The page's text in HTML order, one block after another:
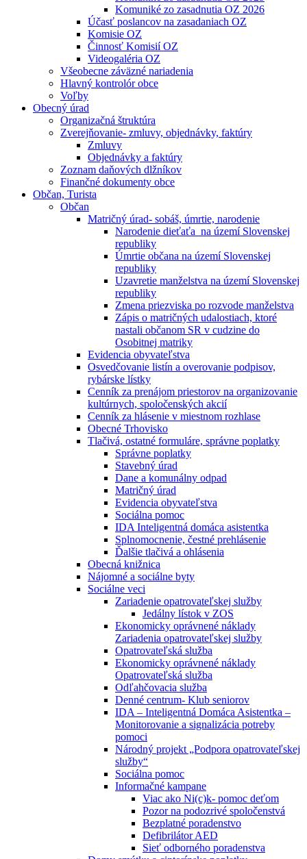
Komuniké zo zasadnutia OZ 2026
Účasť poslancov na zasadaniach OZ
Komisie OZ
Činnosť Komisií OZ
Videogaléria OZ
Všeobecne záväzné nariadenia
Hlavný kontrolór obce
Voľby
Obecný úrad
Organizačná štruktúra
Zverejňovanie- zmluvy, objednávky, faktúry
Zmluvy
Objednávky a faktúry
Zoznam daňových dlžníkov
Finančné dokumenty obce
Občan, Turista
Občan
Matričný úrad- sobáš, úmrtie, narodenie
Narodenie dieťaťa na území Slovenskej
republiky
Úmrtie občana na území Slovenskej
republiky
Uzavretie manželstva na území Slovenskej
republiky
Zmena priezviska po rozvode manželstva
Zápis o matričných udalostiach, ktoré
nastali občanom SR v cudzine do
Osobitnej matriky
Evidencia obyvateľstva
Osvedčovanie listín a overovanie podpisov,
rybárske lístky
Cenník za prenájom priestorov na organizovanie
kultúrnych, spoločenských akcií
Cenník za hlásenie v miestnom rozhlase
Obecné Trhovisko
Tlačivá, ostatné formuláre, správne poplatky
Správne poplatky
Stavebný úrad
Dane a komunálny odpad
Matričný úrad
Evidencia obyvateľstva
Sociálna pomoc
IDA Inteligentná domáca asistentka
Splnomocnenie, čestné prehlásenie
Ďalšie tlačivá a ohlásenia
Obecná knižnica
Nájomné a sociálne byty
Sociálne veci
Zariadenie opatrovateľskej služby
Jedálny lístok v ZOS
Ekonomicky oprávnené náklady
Zariadenia opatrovateľskej služby
Opatrovateľská služba
Ekonomicky oprávnené náklady
Opatrovateľská služba
Odľahčovacia služba
Denné centrum- Klub seniorov
IDA – Inteligentná Domáca Asistentka –
Monitorovanie a signalizácia potreby
pomoci
Národný projekt „Podpora opatrovateľskej
služby“
Sociálna pomoc
Informačné kampane
Viac ako Ni(c)k- pomoc deťom
Pozor na podozrivé spoločenstvá
Bezplatné poradenstvo
Defibrilátor AED
Sieť odborného poradenstva